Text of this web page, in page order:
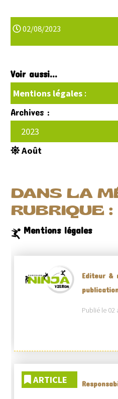
02/08/2023
Voir aussi...
Mentions légales :
Archives :
2023
Août
DANS LA
RUBRIQUE :
Mentions légales
Editeur &
Publié le 02
ARTICLE